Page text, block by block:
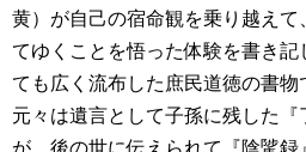
黄）が自己の宿命観を乗り越えて
てゆくことを悟った体験を書き
ても広く流布した庶民道徳の書物
元々は遺言として子孫に残した
が、後の世に伝えられて『陰騭録